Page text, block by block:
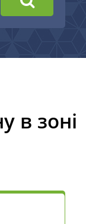
в зоні